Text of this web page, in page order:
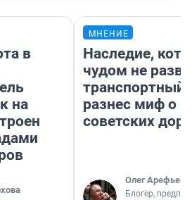
в
на
МНЕНИЕ
Наследие,
чудом не
транспортный
разнес миф о
советских
Олег Арефьев
Блогер,